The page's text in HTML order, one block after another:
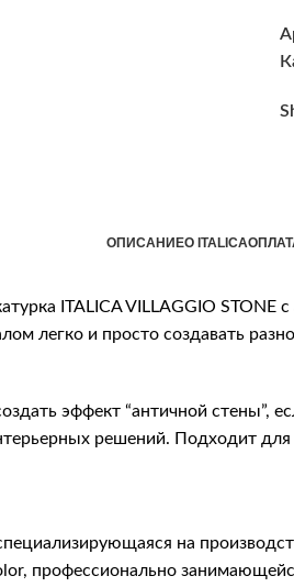
ОПИСАНИЕО ITALICA
ITALICA VILLAGGIO
легко и просто создавать
эффект “античной
решений. Подходит
на
профессионально